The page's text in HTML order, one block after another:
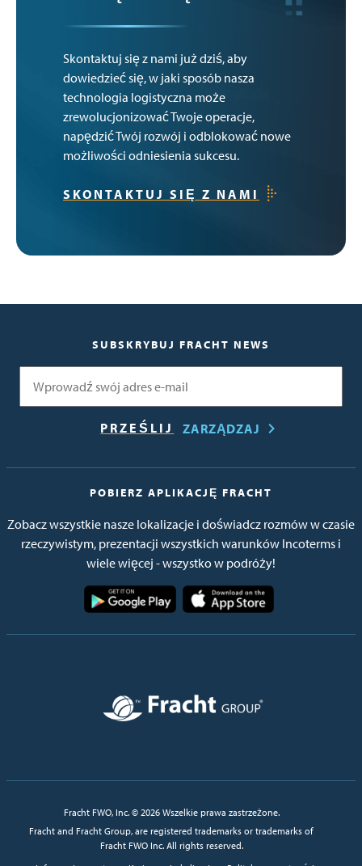
Skontaktuj się z nami już dziś, aby
dowiedzieć się, w jaki sposób nasza
technologia logistyczna może
zrewolucjonizować Twoje operacje,
napędzić Twój rozwój i odblokować nowe
możliwości odniesienia sukcesu.
SKONTAKTUJ SIĘ Z NAMI
SUBSKRYBUJ FRACHT NEWS
ZARZĄDZAJ
POBIERZ APLIKACJĘ FRACHT
Zobacz wszystkie nasze lokalizacje i doświadcz rozmów w czasie
rzeczywistym, prezentacji wszystkich warunków Incoterms i
wiele więcej - wszystko w podróży!
Obraz
Obraz
Fracht FWO, Inc. © 2026 Wszelkie prawa zastrzeżone.
Fracht and Fracht Group, are registered trademarks or trademarks of
Fracht FWO Inc. All rights reserved.